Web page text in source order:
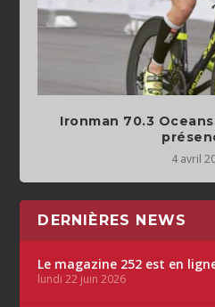
Ironman 70.3
4 avril
DERNIÈRES NEWS
Le magazine 252 est en
lundi 22 juin 2026